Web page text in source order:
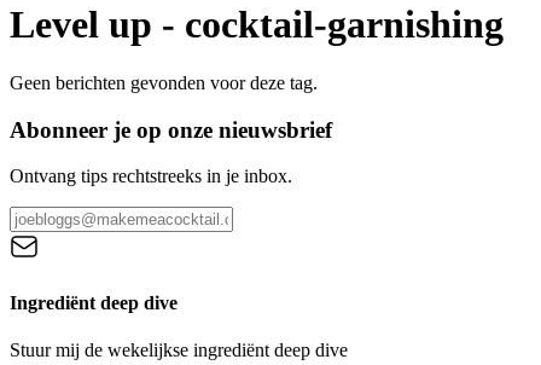
Level up - cocktail-garnishing
Geen berichten gevonden voor deze tag.
Abonneer je op onze nieuwsbrief
Ontvang tips rechtstreeks in je inbox.
Ingrediënt deep dive
Stuur mij de wekelijkse ingrediënt deep dive